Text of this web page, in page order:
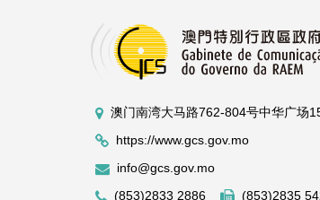
澳门南湾大马路762-804号中华广场
https://www.gcs.gov.mo
info@gcs.gov.mo
(853)2833 2886
(853)2835